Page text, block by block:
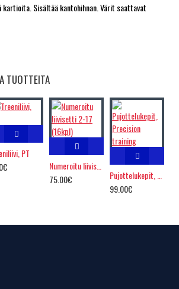
Sisältää kantohihnan. Värit saattavat
TUOTTEITA
PT
Numeroitu liivisetti 2-17 (16kpl)
75.00€
99.00€